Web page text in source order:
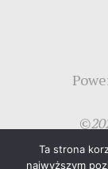
Ta strona
najwyższym